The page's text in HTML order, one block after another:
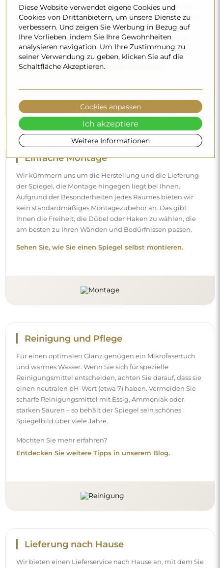
Fuhrpark und geschultes Personal, deshalb können wir
garantieren, dass der Spiegel unversehrt ankommt, ohne
zusätzliche Kosten. Selbst wenn Sie einen Spiegel in
großen Abmessungen bestellen, können Sie mit einer
schnellen Lieferung rechnen.
Sehen Sie, wie wir unsere Spiegel verpacken.
Einfache Montage
Wir kümmern uns um die Herstellung und die Lieferung
der Spiegel, die Montage hingegen liegt bei Ihnen.
Aufgrund der Besonderheiten jedes Raumes bieten wir
kein standardmäßiges Montagezubehör an. Das gibt
Ihnen die Freiheit, die Dübel oder Haken zu wählen, die
am besten zu Ihren Wänden und Bedürfnissen passen.
Sehen Sie, wie Sie einen Spiegel selbst montieren.
Reinigung und Pflege
Für einen optimalen Glanz genügen ein Mikrofasertuch
und warmes Wasser. Wenn Sie sich für spezielle
Reinigungsmittel entscheiden, achten Sie darauf, dass sie
einen neutralen pH-Wert (etwa 7) haben. Vermeiden Sie
scharfe Reinigungsmittel mit Essig, Ammoniak oder
starken Säuren – so behält der Spiegel sein schönes
Spiegelbild über viele Jahre.
Möchten Sie mehr erfahren?
Entdecken Sie weitere Tipps in unserem Blog.
Lieferung nach Hause
Wir bieten einen Lieferservice nach Hause an, mit dem Sie
Diese Website verwendet eigene Cookies und
Cookies von Drittanbietern, um unsere Dienste zu
verbessern. Und zeigen Sie Werbung in Bezug auf
Ihre Vorlieben, indem Sie Ihre Gewohnheiten
analysieren navigation. Um Ihre Zustimmung zu
seiner Verwendung zu geben, klicken Sie auf die
Schaltfläche Akzeptieren.
Weitere Informationen
Cookies anpassen
Ich akzeptiere